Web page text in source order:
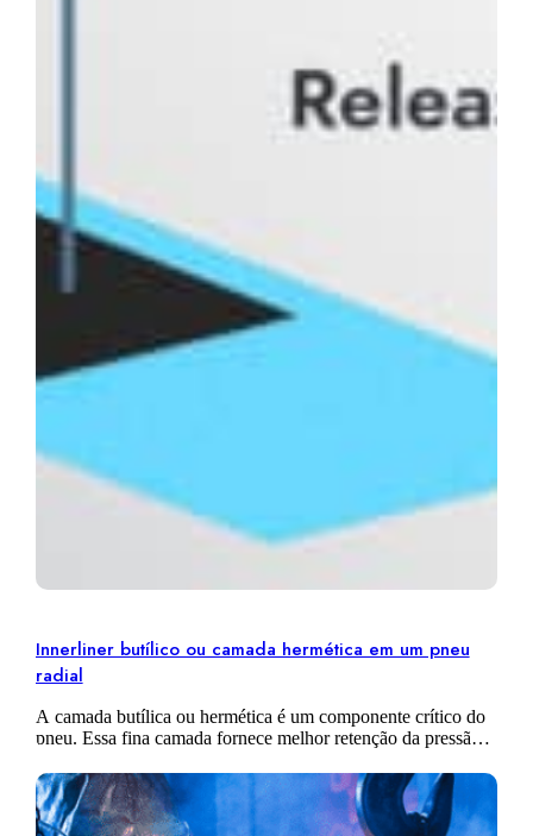
Innerliner butílico ou camada hermética em um pneu
radial
A camada butílica ou hermética é um componente crítico do
pneu. Essa fina camada fornece melhor retenção da pressão
um…